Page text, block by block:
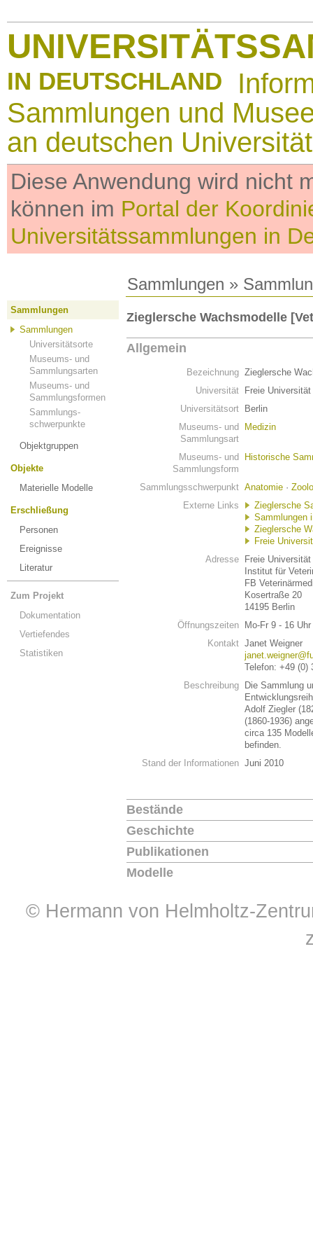
IN DEUTSCHLAND
Sammlungen und
an deutschen
Diese Anwendung wird nicht
können im Portal der
Universitätssammlungen in
Sammlungen »
Sammlungen
Sammlungen
Universitätsorte
Museums- und
Sammlungsarten
Museums- und
Sammlungsformen
Sammlungs-
schwerpunkte
Objektgruppen
Objekte
Materielle Modelle
Erschließung
Personen
Ereignisse
Literatur
Zum Projekt
Dokumentation
Vertiefendes
Statistiken
Zieglersche Wachsmodelle
Allgemein
Bezeichnung Zieglersche
Universität
Freie
Universitätsort
Berlin
Museums- und
Sammlungsart
Medizin
Museums- und
Sammlungsform
Historische
Sammlungsschwerpunkt Anatomie ·
Externe Links
Zieglersche
Sammlungen
Zieglersche
Freie
Adresse
Freie
Institut für
FB
Kosertraße 20
14195 Berlin
Öffnungszeiten
Mo-Fr 9 - 16 Uhr
Kontakt Janet Weigner
Telefon: +49 (0)
Beschreibung
Die Sammlung
Adolf Ziegler
(1860-1936)
circa 135
befinden.
Stand der Informationen Juni 2010
Bestände
Geschichte
Publikationen
Modelle
© Hermann von Helmholtz-